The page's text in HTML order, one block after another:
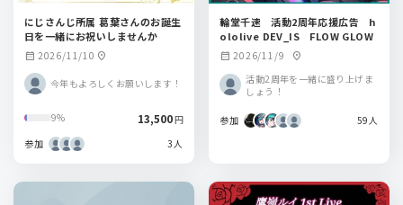
にじさんじ所属 葛葉さんのお誕生
日を一緒にお祝いしませんか
calendar_month 2026/11/10 location_on
今年もよろしくお願いします！
9% 13,500円
参加
3人
輪堂千速 活動2周年応援広告 h
ololive DEV_IS FLOW GLOW
calendar_month 2026/11/9 location_on
活動2周年を一緒に盛り上げま
しょう！
参加 59人